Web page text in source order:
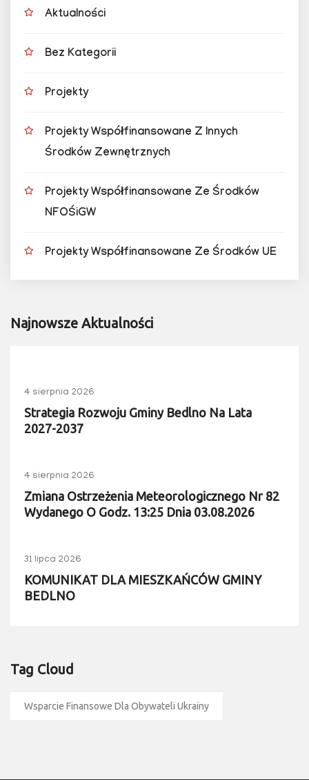
Aktualności
Bez Kategorii
Projekty
Projekty Współfinansowane Z Innych
Środków Zewnętrznych
Projekty Współfinansowane Ze Środków
NFOŚiGW
Projekty Współfinansowane Ze Środków UE
Najnowsze Aktualności
4 sierpnia 2026
Strategia Rozwoju Gminy Bedlno Na Lata
2027-2037
4 sierpnia 2026
Zmiana Ostrzeżenia Meteorologicznego Nr 82
Wydanego O Godz. 13:25 Dnia 03.08.2026
31 lipca 2026
KOMUNIKAT DLA MIESZKAŃCÓW GMINY
BEDLNO
Tag Cloud
Wsparcie Finansowe Dla Obywateli Ukrainy